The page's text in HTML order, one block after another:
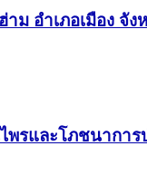
อำเภอเมือง จัง
พรและโภชนาการ